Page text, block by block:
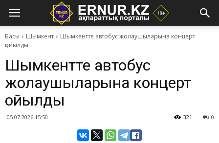
Басы Шымкент
​Шымкентте автобус жолаушыларына концерт
қойылды
​Шымкентте автобус
жолаушыларына концерт
қойылды
05.07.2026 15:50 0
321